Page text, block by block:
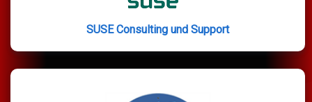
SUSE Consulting und Support